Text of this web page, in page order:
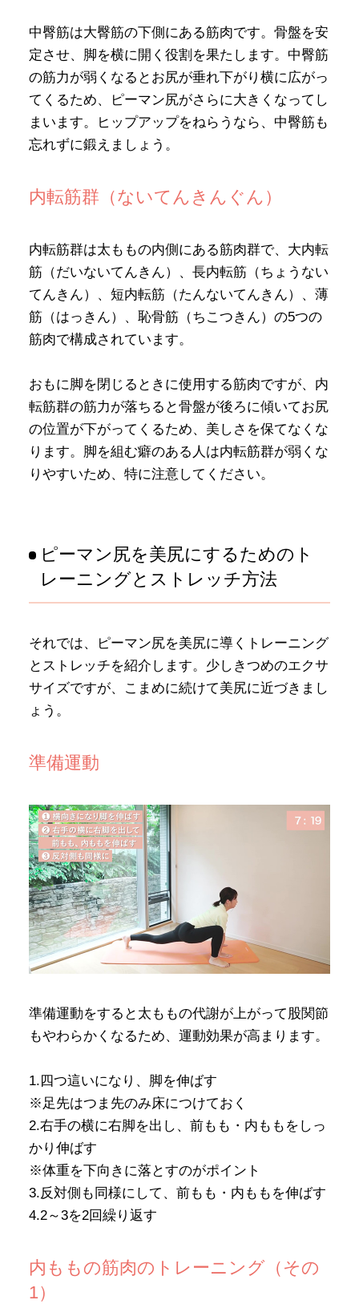
中臀筋は大臀筋の下側にある筋肉です。骨盤を安
定させ、脚を横に開く役割を果たします。中臀筋
の筋力が弱くなるとお尻が垂れ下がり横に広がっ
てくるため、ピーマン尻がさらに大きくなってし
まいます。ヒップアップをねらうなら、中臀筋も
忘れずに鍛えましょう。
内転筋群（ないてんきんぐん）
内転筋群は太ももの内側にある筋肉群で、大内転
筋（だいないてんきん）、長内転筋（ちょうない
てんきん）、短内転筋（たんないてんきん）、薄
筋（はっきん）、恥骨筋（ちこつきん）の5つの
筋肉で構成されています。
おもに脚を閉じるときに使用する筋肉ですが、内
転筋群の筋力が落ちると骨盤が後ろに傾いてお尻
の位置が下がってくるため、美しさを保てなくな
ります。脚を組む癖のある人は内転筋群が弱くな
りやすいため、特に注意してください。
ピーマン尻を美尻にするためのト
レーニングとストレッチ方法
それでは、ピーマン尻を美尻に導くトレーニング
とストレッチを紹介します。少しきつめのエクサ
サイズですが、こまめに続けて美尻に近づきまし
ょう。
準備運動
準備運動をすると太ももの代謝が上がって股関節
もやわらかくなるため、運動効果が高まります。
1.四つ這いになり、脚を伸ばす
※足先はつま先のみ床につけておく
2.右手の横に右脚を出し、前もも・内ももをしっ
かり伸ばす
※体重を下向きに落とすのがポイント
3.反対側も同様にして、前もも・内ももを伸ばす
4.2～3を2回繰り返す
内ももの筋肉のトレーニング（その
1）